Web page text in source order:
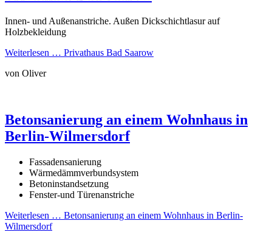
Innen- und Außenanstriche. Außen Dickschichtlasur auf
Holzbekleidung
Weiterlesen … Privathaus Bad Saarow
von Oliver
Betonsanierung an einem Wohnhaus in
Berlin-Wilmersdorf
Fassadensanierung
Wärmedämmverbundsystem
Betoninstandsetzung
Fenster-und Türenanstriche
Weiterlesen … Betonsanierung an einem Wohnhaus in Berlin-
Wilmersdorf